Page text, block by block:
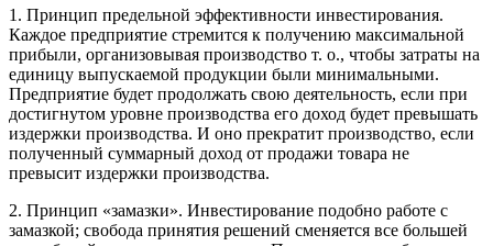
1. Принцип предельной эффективности инвестирования.
Каждое предприятие стремится к получению максимальной
прибыли, организовывая производство т. о., чтобы затраты на
единицу выпускаемой продукции были минимальными.
Предприятие будет продолжать свою деятельность, если при
достигнутом уровне производства его доход будет превышать
издержки производства. И оно прекратит производство, если
полученный суммарный доход от продажи товара не
превысит издержки производства.
2. Принцип «замазки». Инвестирование подобно работе с
замазкой; свобода принятия решений сменяется все большей